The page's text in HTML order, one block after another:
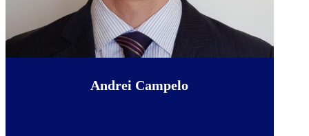
Andrei Campelo